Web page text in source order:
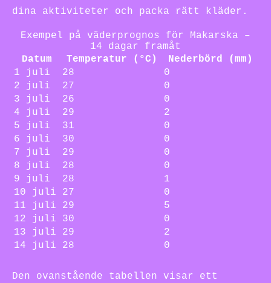
dina aktiviteter och packa rätt kläder.
Exempel på väderprognos för Makarska –
14 dagar framåt
Datum
Temperatur (°C)
Nederbörd (mm)
1 juli
28
0
2 juli
27
0
3 juli
26
0
4 juli
29
2
5 juli
31
0
6 juli
30
0
7 juli
29
0
8 juli
28
0
9 juli
28
1
10 juli
27
0
11 juli
29
5
12 juli
30
0
13 juli
29
2
14 juli
28 0
Den ovanstående tabellen visar ett